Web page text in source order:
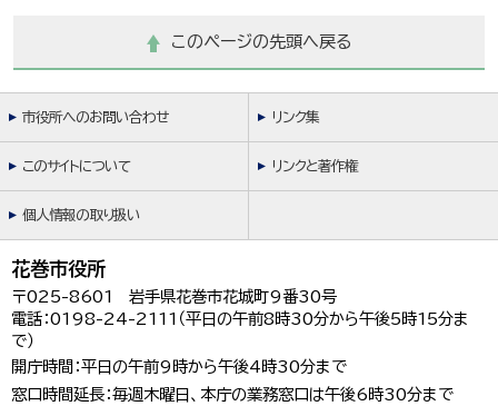
このページの先頭へ戻る
市役所へのお問い合わせ リンク集
このサイトについて リンクと著作権
個人情報の取り扱い
花巻市役所
〒025-8601 岩手県花巻市花城町9番30号
電話：0198-24-2111（平日の午前8時30分から午後5時15分ま
で）
開庁時間：平日の午前9時から午後4時30分まで
窓口時間延長：毎週木曜日、本庁の業務窓口は午後6時30分まで